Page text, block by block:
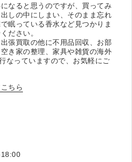
なると思うのですが、買ってみ
しの中にしまい、そのまま忘れ
眠っている香水など見つかりま
ださい。
張買取の他に不用品回収、お部
き家の整理、家具や雑貨の海外
なっていますので、お気軽にご
ちら